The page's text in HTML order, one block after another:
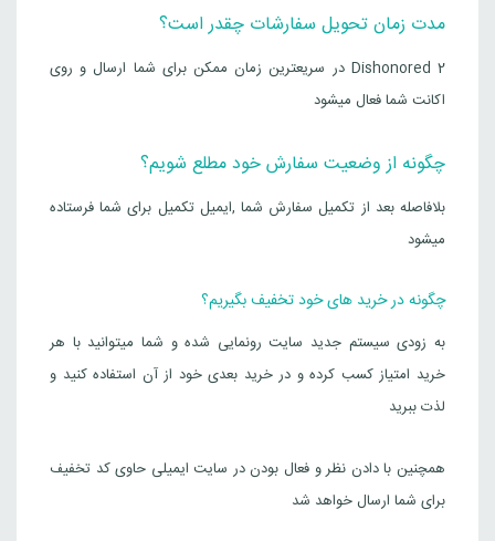
مدت زمان تحویل سفارشات چقدر است؟
Dishonored 2 در سریعترین زمان ممکن برای شما ارسال و روی
اکانت شما فعال میشود
چگونه از وضعیت سفارش خود مطلع شویم؟
بلافاصله بعد از تکمیل سفارش شما ,ایمیل تکمیل برای شما فرستاده
میشود
چگونه در خرید های خود تخفیف بگیریم؟
به زودی سیستم جدید سایت رونمایی شده و شما میتوانید با هر
خرید امتیاز کسب کرده و در خرید بعدی خود از آن استفاده کنید و
لذت ببرید
همچنین با دادن نظر و فعال بودن در سایت ایمیلی حاوی کد تخفیف
برای شما ارسال خواهد شد